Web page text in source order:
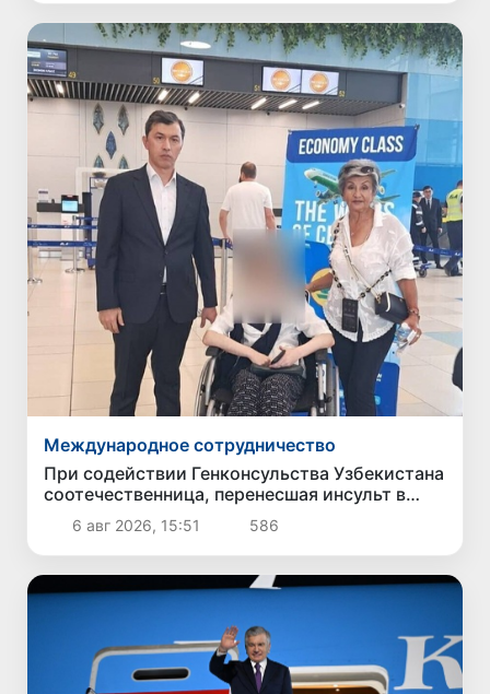
Международное сотрудничество
При содействии Генконсульства Узбекистана
соотечественница, перенесшая инсульт в
Алматы, вернулась на родину
6 авг 2026, 15:51 586